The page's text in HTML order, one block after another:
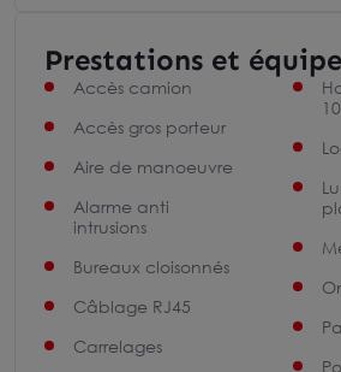
Prestations et
Accès camion
Accès gros porteur
Aire de manoeuvre
Alarme anti
intrusions
Bureaux cloisonnés
Câblage RJ45
Carrelages